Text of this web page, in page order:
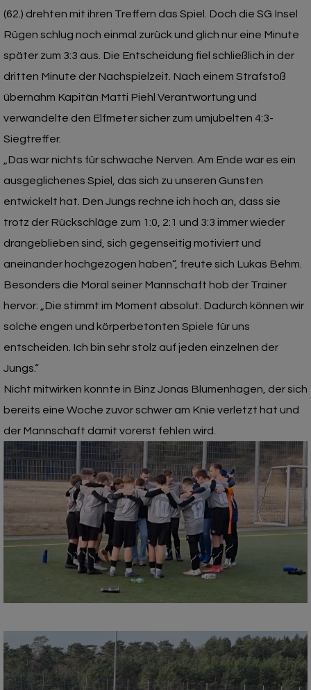
(62.) drehten mit ihren Treffern das Spiel. Doch die SG Insel
Rügen schlug noch einmal zurück und glich nur eine Minute
später zum 3:3 aus. Die Entscheidung fiel schließlich in der
dritten Minute der Nachspielzeit. Nach einem Strafstoß
übernahm Kapitän Matti Piehl Verantwortung und
verwandelte den Elfmeter sicher zum umjubelten 4:3-
Siegtreffer.
„Das war nichts für schwache Nerven. Am Ende war es ein
ausgeglichenes Spiel, das sich zu unseren Gunsten
entwickelt hat. Den Jungs rechne ich hoch an, dass sie
trotz der Rückschläge zum 1:0, 2:1 und 3:3 immer wieder
drangeblieben sind, sich gegenseitig motiviert und
aneinander hochgezogen haben“, freute sich Lukas Behm.
Besonders die Moral seiner Mannschaft hob der Trainer
hervor: „Die stimmt im Moment absolut. Dadurch können wir
solche engen und körperbetonten Spiele für uns
entscheiden. Ich bin sehr stolz auf jeden einzelnen der
Jungs.“
Nicht mitwirken konnte in Binz Jonas Blumenhagen, der sich
bereits eine Woche zuvor schwer am Knie verletzt hat und
der Mannschaft damit vorerst fehlen wird.